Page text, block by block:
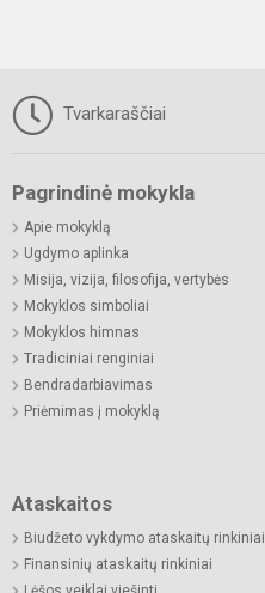
Tvarkaraščiai
Pagrindinė mokykla
Apie mokyklą
Ugdymo aplinka
Misija, vizija, filosofija, vertybės
Mokyklos simboliai
Mokyklos himnas
Tradiciniai renginiai
Bendradarbiavimas
Priėmimas į mokyklą
Ataskaitos
Biudžeto vykdymo ataskaitų rinkiniai
Finansinių ataskaitų rinkiniai